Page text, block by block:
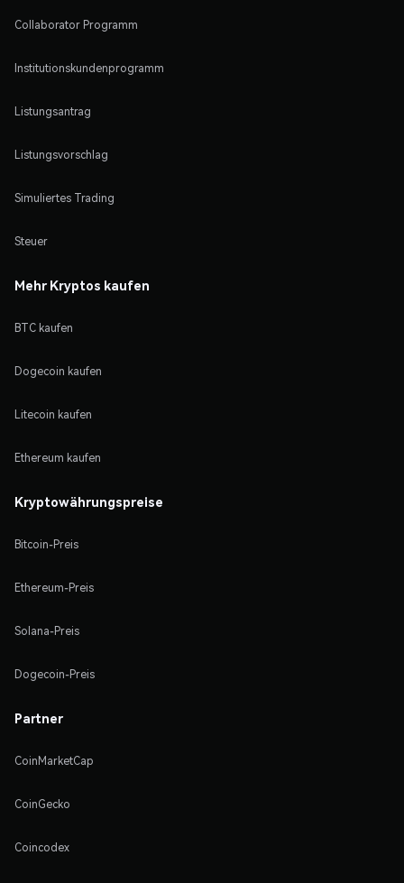
Collaborator Programm
Institutionskundenprogramm
Listungsantrag
Listungsvorschlag
Simuliertes Trading
Steuer
Mehr Kryptos kaufen
BTC kaufen
Dogecoin kaufen
Litecoin kaufen
Ethereum kaufen
Kryptowährungspreise
Bitcoin-Preis
Ethereum-Preis
Solana-Preis
Dogecoin-Preis
Partner
CoinMarketCap
CoinGecko
Coincodex